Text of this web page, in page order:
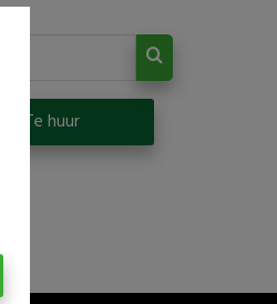
Te huur